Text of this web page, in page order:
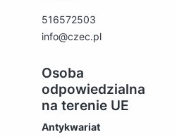
516572503
info@czec.pl
Osoba
odpowiedzialna
na terenie UE
Antykwariat